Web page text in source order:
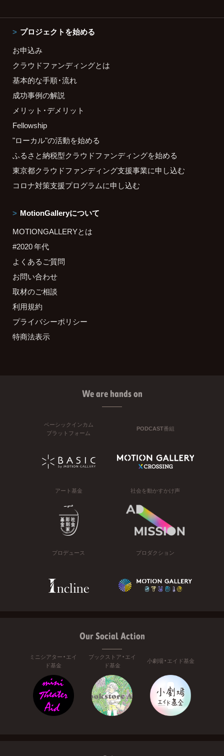
プロジェクトを始める
お申込み
クラウドファンディングとは
基本的な手順・流れ
成功事例の解説
メリット・デメリット
Fellowship
"ローカル"の活動を始める
ふるさと納税型クラウドファンディングを始める
東京都クラウドファンディング支援事業に申し込む
コロナ対策支援プログラムに申し込む
MotionGalleryについて
MOTIONGALLERYとは
#2020 年代
よくあるご質問
お問い合わせ
取材のご相談
利用規約
プライバシーポリシー
特商法表示
We are hands on
ベーシックインカム
プラットフォーム
PODCAST番組
アート基金 社会を動かすかけ声
プロデュース プロダクション
Our Social Action
ミニシアター・エイ
ド基金
ブックストア・エイ
ド基金
小劇場・エイド基金